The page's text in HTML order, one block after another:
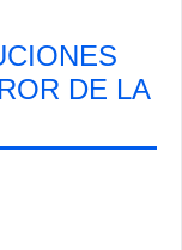
DE LA